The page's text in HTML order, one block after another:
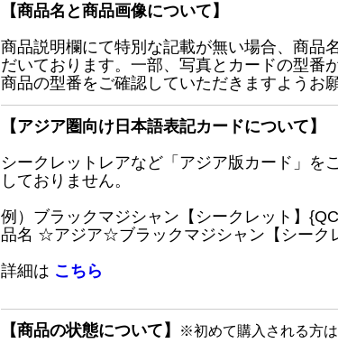
【商品名と商品画像について】
商品説明欄にて特別な記載が無い場合、商品
だいております。一部、写真とカードの型番
商品の型番をご確認していただきますようお
【アジア圏向け日本語表記カードについて】
シークレットレアなど「アジア版カード」を
しておりません。
例）ブラックマジシャン【シークレット】
品名 ☆アジア☆ブラックマジシャン【シーク
詳細は こちら
【商品の状態について】 ※初めて購入される方は